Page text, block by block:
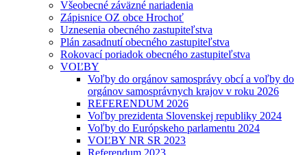
Všeobecné záväzné nariadenia
Zápisnice OZ obce Hrochoť
Uznesenia obecného zastupiteľstva
Plán zasadnutí obecného zastupiteľstva
Rokovací poriadok obecného zastupiteľstva
VOĽBY
Voľby do orgánov samosprávy obcí a voľby do
orgánov samosprávnych krajov v roku 2026
REFERENDUM 2026
Voľby prezidenta Slovenskej republiky 2024
Voľby do Európskeho parlamentu 2024
VOĽBY NR SR 2023
Referendum 2023